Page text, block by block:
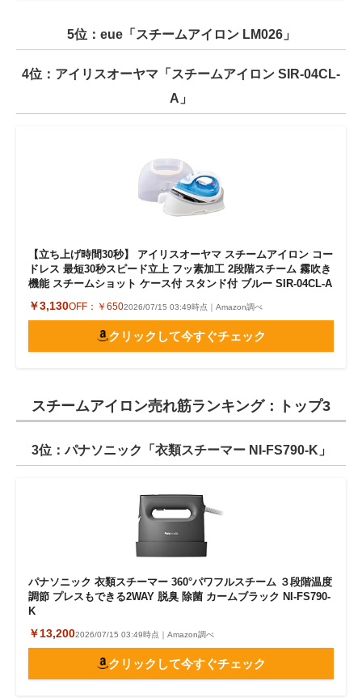
5位：eue「スチームアイロン LM026」
4位：アイリスオーヤマ「スチームアイロン SIR-04CL-
A」
【立ち上げ時間30秒】 アイリスオーヤマ スチームアイロン コー
ドレス 最短30秒スピード立上 フッ素加工 2段階スチーム 霧吹き
機能 スチームショット ケース付 スタンド付 ブルー SIR-04CL-A
￥3,130OFF： ￥6502026/07/15 03:49時点｜Amazon調べ
クリックして今すぐチェック
スチームアイロン売れ筋ランキング：トップ3
3位：パナソニック「衣類スチーマー NI-FS790-K」
パナソニック 衣類スチーマー 360°パワフルスチーム ３段階温度
調節 プレスもできる2WAY 脱臭 除菌 カームブラック NI-FS790-
K
￥13,2002026/07/15 03:49時点｜Amazon調べ
クリックして今すぐチェック